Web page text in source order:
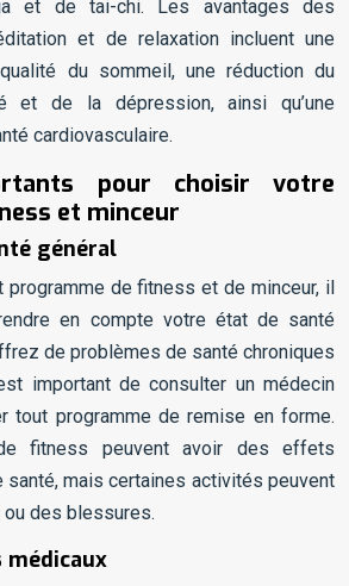
et de tai-chi. Les avantages des
et de relaxation incluent une
du sommeil, une réduction du
et de la dépression, ainsi qu’une
cardiovasculaire.
pour choisir votre
et minceur
général
programme de fitness et de minceur, il
en compte votre état de santé
de problèmes de santé chroniques
important de consulter un médecin
tout programme de remise en forme.
fitness peuvent avoir des effets
mais certaines activités peuvent
des blessures.
médicaux